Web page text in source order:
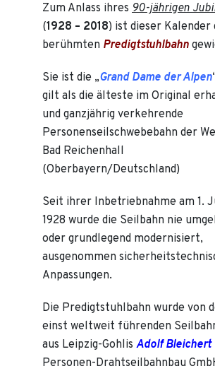
Zum Anlass ihres 90-jährigen
(1928 – 2018) ist dieser Kalender
berühmten Predigtstuhlbahn
Sie ist die „Grand Dame der Alpen
gilt als die älteste im Original
und ganzjährig verkehrende
Personenseilschwebebahn der
Bad Reichenhall
(Oberbayern/Deutschland)
Seit ihrer Inbetriebnahme am 1.
1928 wurde die Seilbahn nie
oder grundlegend modernisiert,
ausgenommen
Anpassungen.
Die Predigtstuhlbahn wurde von
einst weltweit führenden
aus Leipzig-Gohlis Adolf Bleichert
Personen-Drahtseilbahnbau